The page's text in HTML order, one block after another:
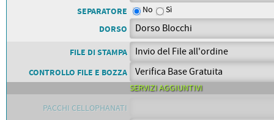
SEPARATORE
No Sì
DORSO
FILE DI STAMPA
CONTROLLO FILE E BOZZA
SERVIZI AGGIUNTIVI
PACCHI CELLOPHANATI